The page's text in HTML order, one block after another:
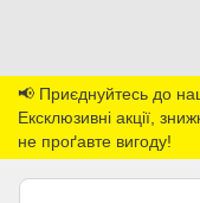
📢 Приєднуйтесь до
Ексклюзивні акції,
не проґавте вигоду!